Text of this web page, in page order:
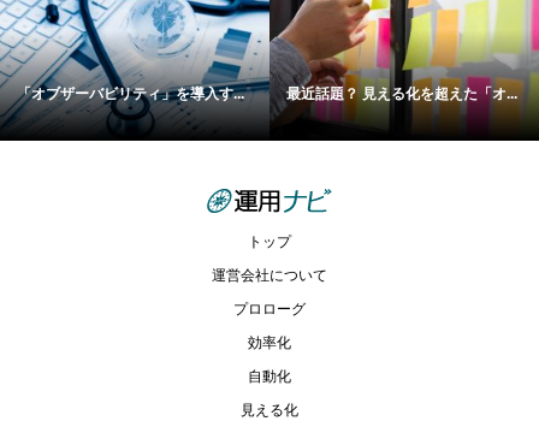
「オブザーバビリティ」を導入す... 最近話題？ 見える化を超えた「オ...
トップ
運営会社について
プロローグ
効率化
自動化
見える化